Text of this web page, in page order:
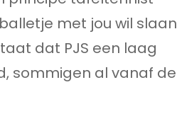
met jou wil slaan
dat PJS een laag
sommigen al vanaf de